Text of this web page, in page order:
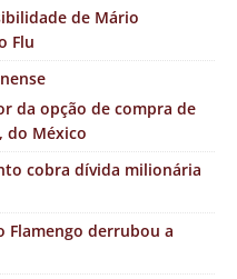
de Mário
Flu
da opção de compra de
do México
cobra dívida milionária
Flamengo derrubou a